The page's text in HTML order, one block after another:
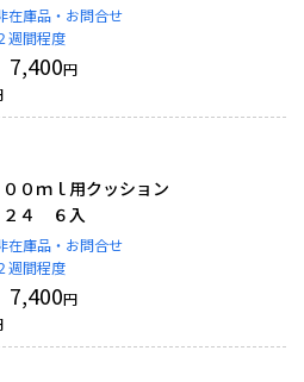
在庫品・お問合せ
週間程度
7,400円
０ｍｌ用クッション
４ ６入
在庫品・お問合せ
週間程度
7,400円